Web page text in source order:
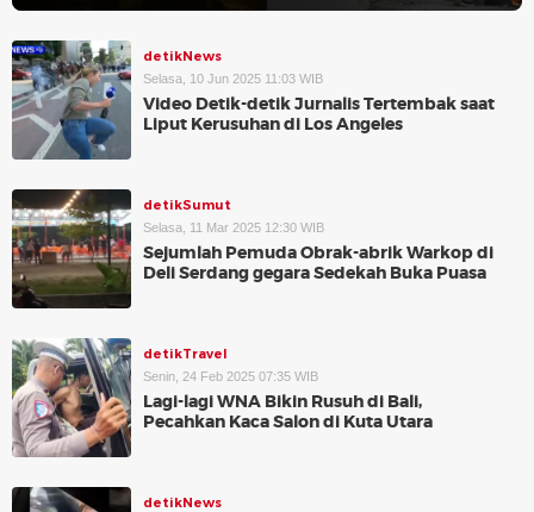
detikNews
Selasa, 10 Jun 2025 11:03 WIB
Video Detik-detik Jurnalis Tertembak saat
Liput Kerusuhan di Los Angeles
detikSumut
Selasa, 11 Mar 2025 12:30 WIB
Sejumlah Pemuda Obrak-abrik Warkop di
Deli Serdang gegara Sedekah Buka Puasa
detikTravel
Senin, 24 Feb 2025 07:35 WIB
Lagi-lagi WNA Bikin Rusuh di Bali,
Pecahkan Kaca Salon di Kuta Utara
detikNews